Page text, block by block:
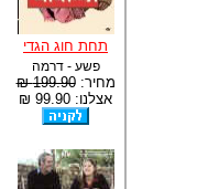
תחת חוג הגדי
פשע - דרמה
מחיר:199.90 ₪
אצלנו: 99.90 ₪